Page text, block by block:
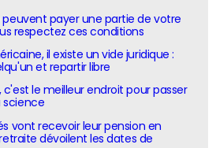
peuvent payer une partie de votre
respectez ces conditions
il existe un vide juridique :
et repartir libre
c'est le meilleur endroit pour passer
science
vont recevoir leur pension en
dévoilent les dates de